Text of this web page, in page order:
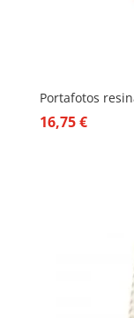
Portafotos
16,75€